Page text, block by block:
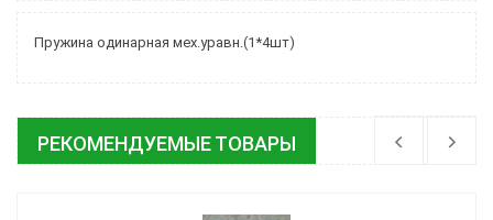
Пружина одинарная мех.уравн.(1*4шт)
РЕКОМЕНДУЕМЫЕ ТОВАРЫ